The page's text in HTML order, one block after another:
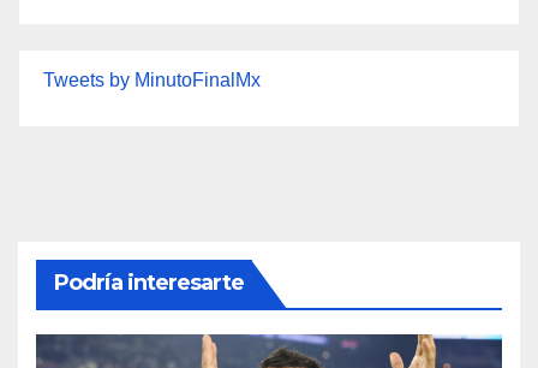
Tweets by MinutoFinalMx
Podría interesarte